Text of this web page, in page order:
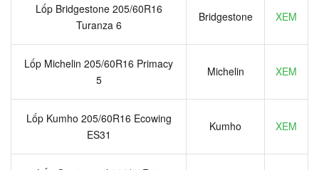
Lốp Bridgestone 205/60R16
Turanza 6
Bridgestone XEM
Lốp Michelin 205/60R16 Primacy
5
Michelin XEM
Lốp Kumho 205/60R16 Ecowing
ES31
Kumho XEM